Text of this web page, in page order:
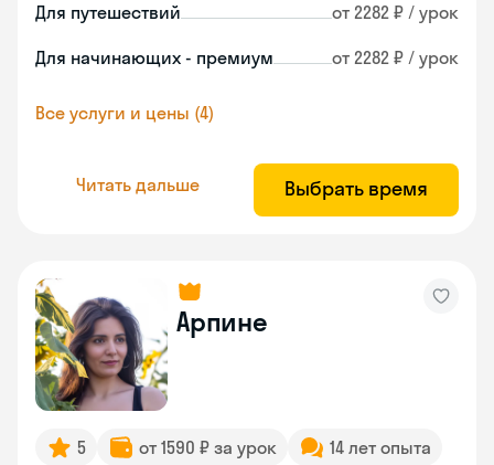
Для путешествий от 2282 ₽ / урок
Для начинающих - премиум от 2282 ₽ / урок
Все услуги и цены (4)
Читать дальше Выбрать время
Арпине
5 от 1590 ₽ за урок
14 лет опыта